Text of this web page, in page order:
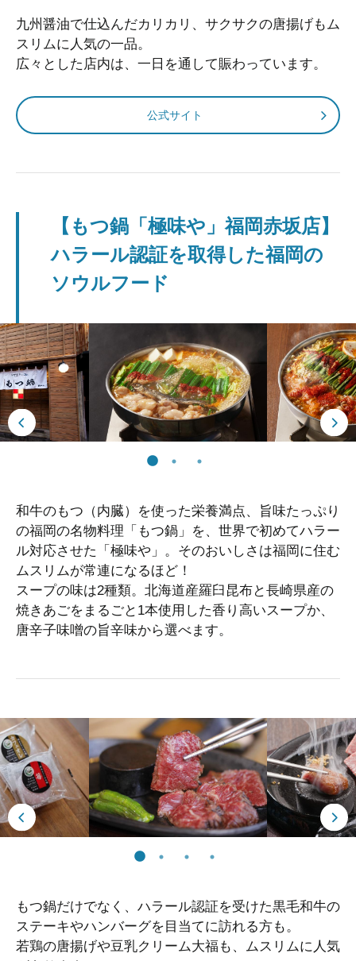
九州醤油で仕込んだカリカリ、サクサクの唐揚げもム
スリムに人気の一品。
広々とした店内は、一日を通して賑わっています。
公式サイト
【もつ鍋「極味や」福岡赤坂店】
ハラール認証を取得した福岡の
ソウルフード
和牛のもつ（内臓）を使った栄養満点、旨味たっぷり
の福岡の名物料理「もつ鍋」を、世界で初めてハラー
ル対応させた「極味や」。そのおいしさは福岡に住む
ムスリムが常連になるほど！
スープの味は2種類。北海道産羅臼昆布と長崎県産の
焼きあごをまるごと1本使用した香り高いスープか、
唐辛子味噌の旨辛味から選べます。
もつ鍋だけでなく、ハラール認証を受けた黒毛和牛の
ステーキやハンバーグを目当てに訪れる方も。
若鶏の唐揚げや豆乳クリーム大福も、ムスリムに人気